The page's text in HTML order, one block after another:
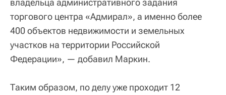
владельца административного задания
торгового центра «Адмирал», а именно более
400 объектов недвижимости и земельных
участков на территории Российской
Федерации», — добавил Маркин.
Таким образом, по делу уже проходит 12